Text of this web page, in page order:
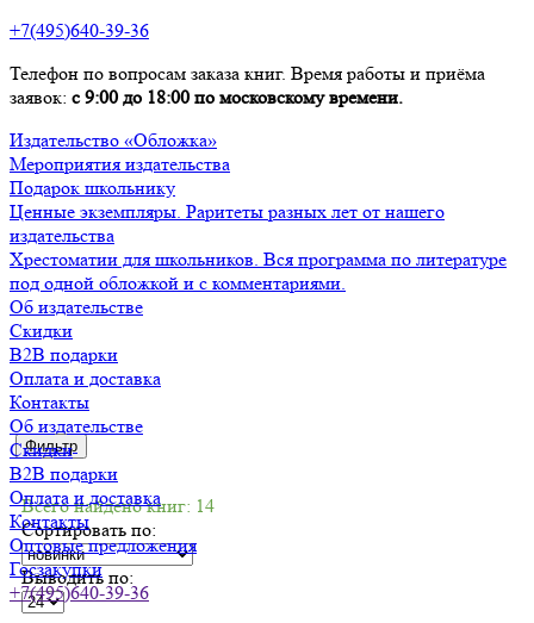
+7(495)640-39-36
Телефон по вопросам заказа книг. Время работы и приёма
заявок: с 9:00 до 18:00 по московскому времени.
Издательство «Обложка»
Мероприятия издательства
Подарок школьнику
Ценные экземпляры. Раритеты разных лет от нашего
издательства
Хрестоматии для школьников. Вся программа по литературе
под одной обложкой и с комментариями.
Об издательстве
Скидки
B2B подарки
Оплата и доставка
Контакты
Об издательстве
Скидки
B2B подарки
Оплата и доставка
Контакты
Оптовые предложения
Госзакупки
+7(495)640-39-36
Фильтр
Всего найдено книг: 14
Сортировать по:
Выводить по: